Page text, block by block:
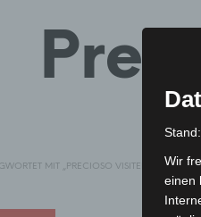
MIT „PRECIOSO VISITENKARTEN“
Wir
einen